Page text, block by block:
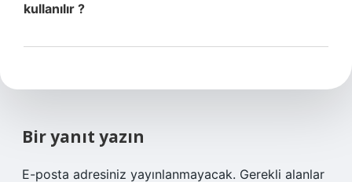
kullanılır ?
Bir yanıt yazın
E-posta adresiniz yayınlanmayacak. Gerekli alanlar